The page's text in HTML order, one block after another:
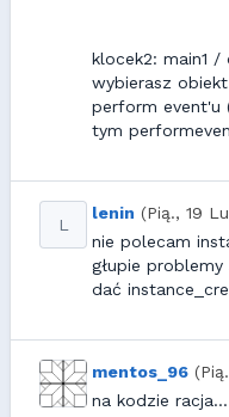
klocek2: main1
wybierasz
perform event'u
tym
L
lenin (Pią., 19
nie polecam
głupie
dać
mentos_96
na kodzie